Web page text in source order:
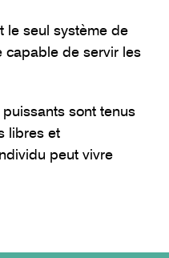
le seul système de
capable de servir les
sont tenus
libres et
peut vivre